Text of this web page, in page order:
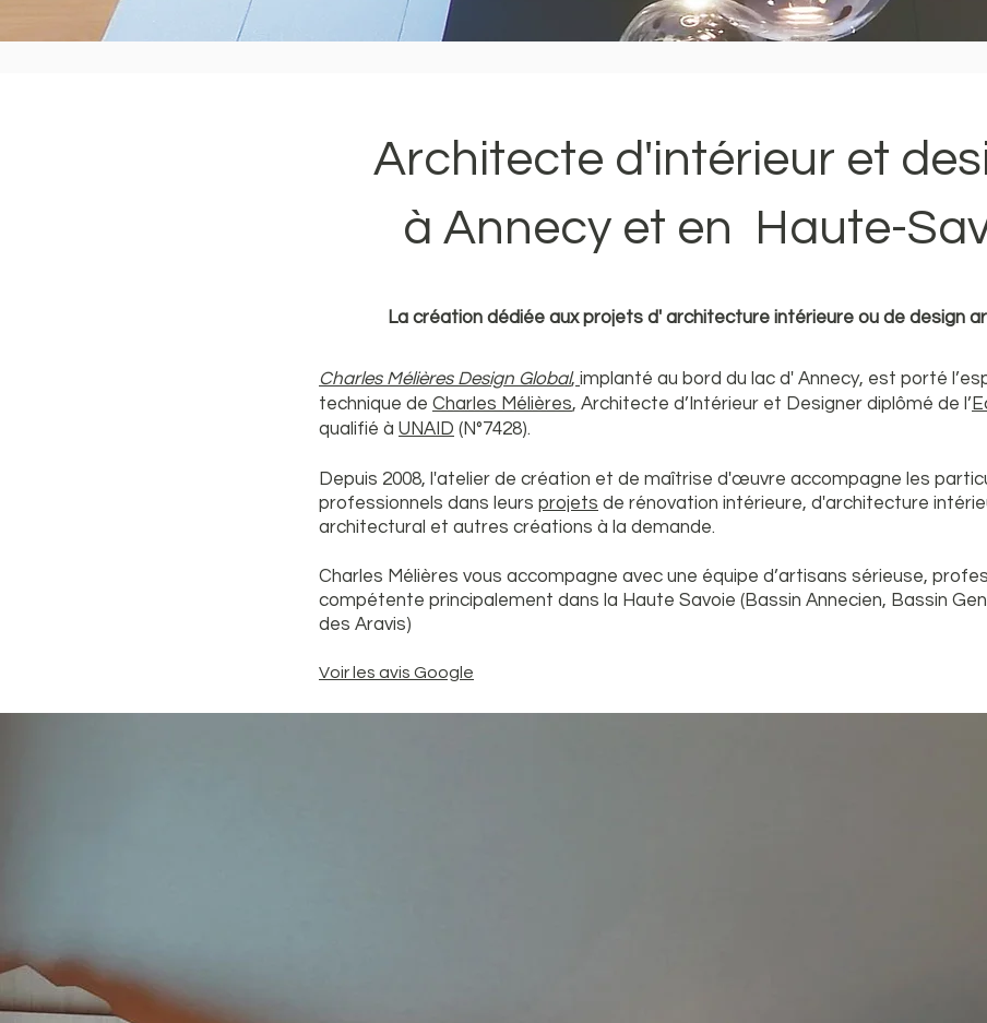
Architecte d'intérieur et
à Annecy et en Haute-
La création dédiée aux projets d' architecture intérieure ou de design
Charles Mélières Design Global, implanté au bord du lac d' Annecy, est porté
technique de Charles Mélières, Architecte d’Intérieur et Designer diplômé de l’
qualifié à UNAID (N°7428).
Depuis 2008, l'atelier de création et de maîtrise d'œuvre accompagne les
professionnels dans leurs projets de rénovation intérieure, d'architecture
architectural et autres créations à la demande.
Charles Mélières vous accompagne avec une équipe d’artisans sérieuse,
compétente principalement dans la Haute Savoie (Bassin Annecien, Bassin
des Aravis)
Voir les avis Google